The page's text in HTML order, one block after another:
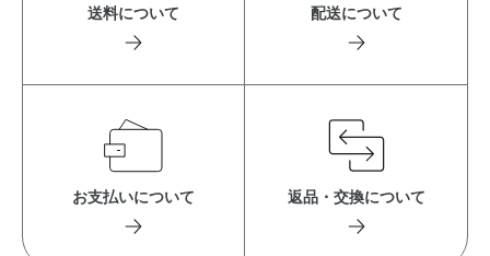
送料について 配送について
お支払いについて 返品・交換について